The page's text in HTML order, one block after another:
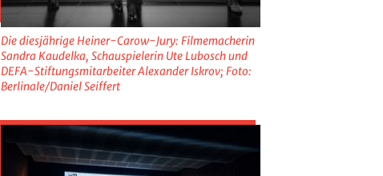
Die diesjährige Heiner-Carow-Jury: Filmemacherin
Sandra Kaudelka, Schauspielerin Ute Lubosch und
DEFA-Stiftungsmitarbeiter Alexander Iskrov; Foto:
Berlinale/Daniel Seiffert